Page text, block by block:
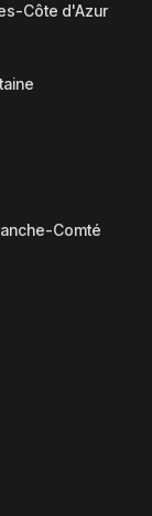
Côte d'Azur
Comté